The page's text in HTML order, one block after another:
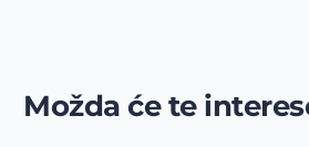
Možda će te